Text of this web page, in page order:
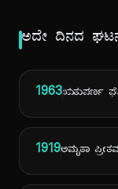
ಅದೇ ದಿನದ
1963ಋತುಪರ್ಣ
1919ಅಮೃತಾ